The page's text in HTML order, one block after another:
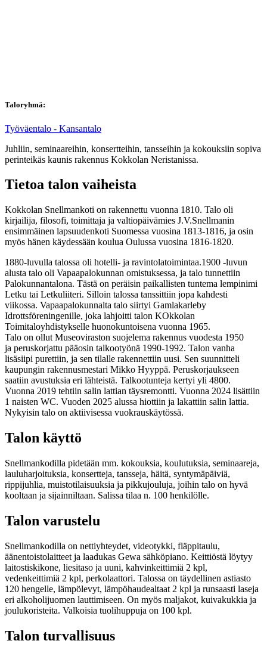
Taloryhmä:
Työväentalo - Kansantalo
Juhliin, seminaareihin, konsertteihin, tansseihin ja kokouksiin sopiva
perinteikäs kaunis rakennus Kokkolan Neristanissa.
Tietoa talon vaiheista
Kokkolan Snellmankoti on rakennettu vuonna 1810. Talo oli
kirjailija, filosofi, toimittaja ja valtiopäivämies J.V.Snellmanin
ensimmäinen lapsuudenkoti Suomessa vuosina 1813-1816, ja osin
myös hänen käydessään koulua Oulussa vuosina 1816-1820.
1880-luvulla talossa oli hotelli- ja ravintolatoimintaa.1900 -luvun
alusta talo oli Vapaapalokunnan omistuksessa, ja talo tunnettiin
Palokunnantalona. Tästä on peräisin paikallisten tuntema lempinimi
Letku tai Letkuliiteri. Silloin talossa tanssittiin jopa kahdesti
viikossa. Vapaapalokunnalta talo siirtyi Gamlakarleby
Idrottsföreningenille, joka lahjoitti talon KOkkolan
Toimitaloyhdistykselle huonokuntoisena vuonna 1965.
Talo on ollut Museoviraston suojelema rakennus vuodesta 1950
ja peruskorjattu pääosin talkootyönä 1990-1992. Talon vanha
lisäsiipi purettiin, ja sen tilalle rakennettiin uusi. Sen suunnitteli
kaupungin rakennusmestari Mikko Hyyppä. Peruskorjaukseen
saatiin avustuksia eri lähteistä. Talkootunteja kertyi yli 4800.
Vuonna 2019 tehtiin salin lattian täysremontti. Vuonna 2024 lisättiin
1 naisten WC. Vuoden 2025 alussa hiottiin ja lakattiin salin lattia.
Nykyisin talo on aktiivisessa vuokrauskäytössä.
Talon käyttö
Snellmankodilla pidetään mm. kokouksia, koulutuksia, seminaareja,
lauluharjoituksia, konsertteja, tansseja, häitä, syntymäpäiviä,
rippijuhlia, muistotilaisuuksia ja pikkujouluja, joihin talo on hyvä
kooltaan ja sijainniltaan. Salissa tilaa n. 100 henkilölle.
Talon varustelu
Snellmankodilla on nettiyhteydet, videotykki, fläppitaulu,
äänentoistolaitteet ja laadukas Gewa sähköpiano. Keittiöstä löytyy
laitostiskikone, liesitaso ja uuni, kahvinkeittimiä 2 kpl,
vedenkeittimiä 2 kpl, perkolaattori. Talossa on täydellinen astiasto
120 hengelle, lämpölevyt, lämpöhaudealtaat 2 kpl ja runsaasti laseja
eri alkoholijuomen lauttimiseen. On myös maljakot, kuivakukkia ja
joulukoristeita. Valkoisia tuolihuppuja on 100 kpl.
Talon turvallisuus